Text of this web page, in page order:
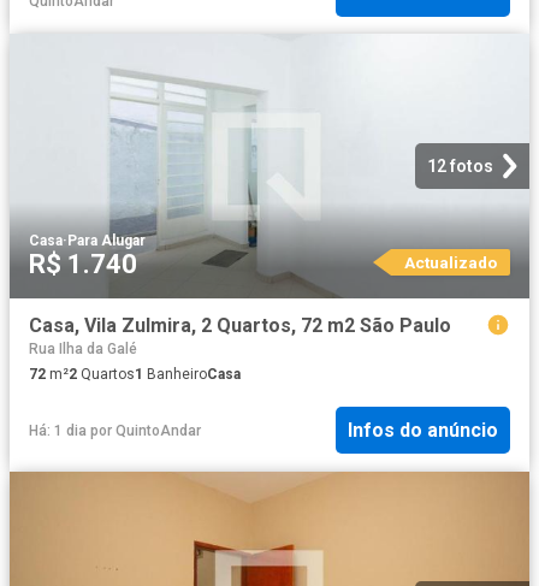
12 fotos
Casa· Para Alugar
R$ 1.740 Actualizado
Casa, Vila Zulmira, 2 Quartos, 72 m2 São Paulo
Rua Ilha da Galé
72 m²2 Quartos1 BanheiroCasa
Há: 1 dia por QuintoAndar Infos do anúncio